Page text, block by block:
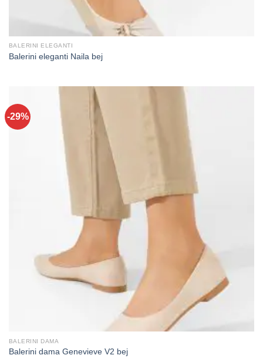
BALERINI ELEGANTI
Balerini eleganti Naila bej
-29%
BALERINI DAMA
Balerini dama Genevieve V2 bej